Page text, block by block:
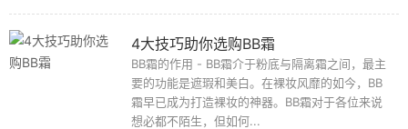
4大技巧助你选购BB霜
BB霜的作用 - BB霜介于粉底与隔离霜之间，最主
要的功能是遮瑕和美白。在裸妆风靡的如今，BB
霜早已成为打造裸妆的神器。BB霜对于各位来说
想必都不陌生，但如何...